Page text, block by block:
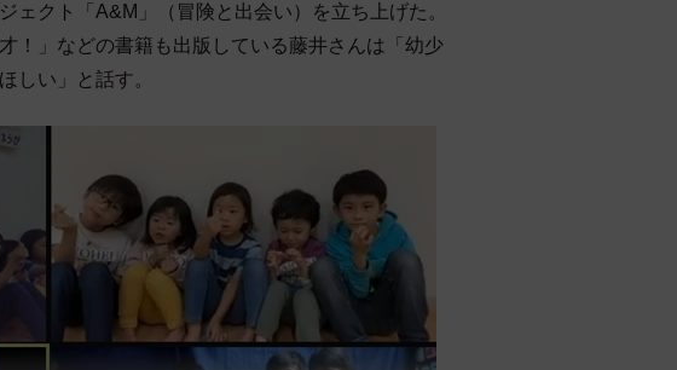
ェクト「A&M」（冒険と出会い）を立ち上げた。
！」などの書籍も出版している藤井さんは「幼少
しい」と話す。